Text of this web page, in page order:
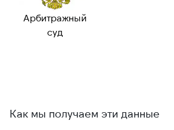
номер:
Можно набрать
международно:
Арбитражный
суд
Как мы получаем эти данные